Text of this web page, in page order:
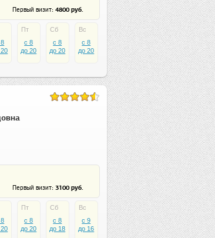
Первый визит: 4800 руб.
Пт
c 8
до 20
Сб
c 8
до 20
Вс
c 8
до 20
Первый визит: 3100 руб.
Пт
c 8
до 20
Сб
c 8
до 18
Вс
c 9
до 16